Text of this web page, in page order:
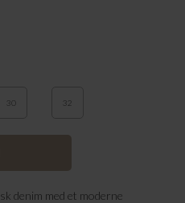
30 32
denim med et moderne